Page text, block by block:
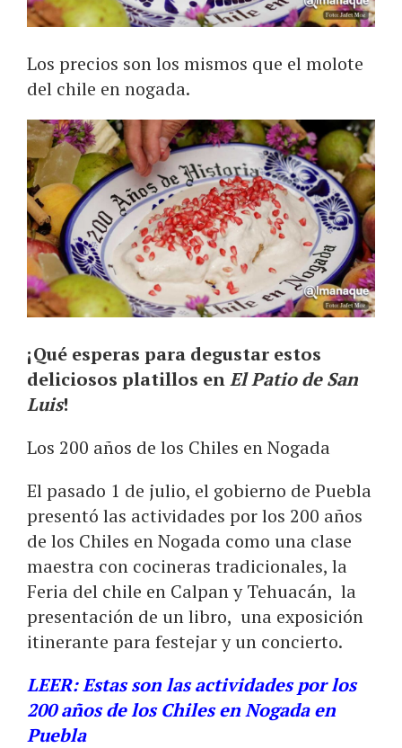
Los precios son los mismos que el molote
del chile en nogada.
¡Qué esperas para degustar estos
deliciosos platillos enEl Patio de San
Luis!
Los 200 años de los Chiles en Nogada
El pasado 1 de julio, el gobierno de Puebla
presentó las actividades por los 200 años
de los Chiles en Nogada como una clase
maestra con cocineras tradicionales, la
Feria del chile en Calpan y Tehuacán, la
presentación de un libro, una exposición
itinerante para festejar y un concierto.
LEER: Estas son las actividades por los
200 años de los Chiles en Nogada en
Puebla